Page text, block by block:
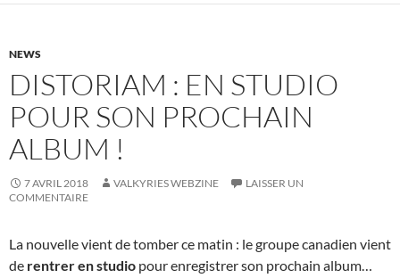
NEWS
DISTORIAM : EN STUDIO
POUR SON PROCHAIN
ALBUM !
7 AVRIL 2018 VALKYRIES WEBZINE
LAISSER UN
COMMENTAIRE
La nouvelle vient de tomber ce matin : le groupe canadien vient
de rentrer en studio pour enregistrer son prochain album…